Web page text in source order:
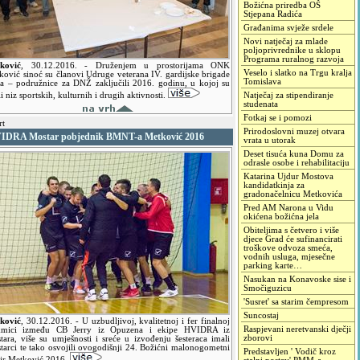
30.12.2016. - Druženjem u prostorijama ONK
sinoć su članovi Udruge veterana IV. gardijske brigade
– podružnice za DNŽ zaključili 2016. godinu, u kojoj su
niz sportskih, kulturnih i drugih aktivnosti.
Mostar pobjednik BMNT-a Metković 2016
30.12.2016. - U uzbudljivoj, kvalitetnoj i fer finalnoj
između CB Jerry iz Opuzena i ekipe HVIDRA iz
više su umješnosti i sreće u izvođenju šesteraca imali
te tako osvojili ovogodišnji 24. Božićni malonogometni
Božićna priredba OŠ
Stjepana Radića
Građanima svježe srdele
Novi natječaj za mlade
poljoprivrednike u sklopu
Programa ruralnog razvoja
Veselo i slatko na Trgu kralja
Tomislava
Natječaj za stipendiranje
studenata
Fotkaj se i pomozi
Prirodoslovni muzej otvara
vrata u utorak
Deset tisuća kuna Domu za
odrasle osobe i rehabilitaciju
Katarina Ujdur Mostova
kandidatkinja za
gradonačelnicu Metkovića
Pred AM Narona u Vidu
okićena božićna jela
Obiteljima s četvero i više
djece Grad će sufinancirati
troškove odvoza smeća,
vodnih usluga, mjesečne
parking karte…
Nasukan na Konavoske sise i
Smočiguzicu
'Susret' sa starim čempresom
Suncostaj
Raspjevani neretvanski dječji
zborovi
Predstavljen ' Vodič kroz